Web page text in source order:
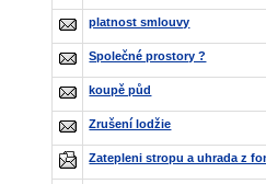
platnost smlouvy
Společné prostory ?
koupě půd
Zrušení lodžie
Zatepleni stropu a uhrada z